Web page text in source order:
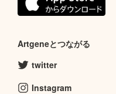
Artgeneとつながる
twitter
Instagram